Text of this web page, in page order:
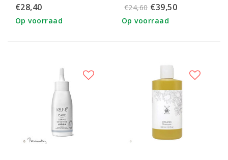
€28,40
Op voorraad
€24,60 €39,50
Op voorraad